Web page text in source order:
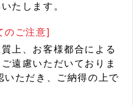
たします。
のご注意]
上、お客様都合による
遠慮いただいておりま
いただき、ご納得の上で